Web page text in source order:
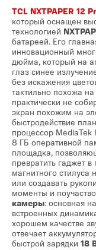
TCL NXTPAPER 12
который оснащен
технологией
батареей. Его
инновационный
дюйма, который на
глаз синее
без искажения
тактильно похожа
практически не
экран похожим на
быстродействие
процессор
8 ГБ оперативной
площадка,
превратить гаджет
магнитного
или создавать
моменты и
камеры: основная
встроенных
хорошем качестве
отвечает
быстрой зарядки 18